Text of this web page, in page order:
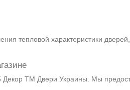
тепловой характеристики
ТМ Двери Украины. Мы